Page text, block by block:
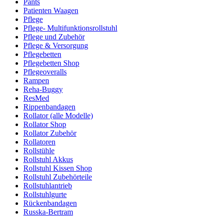
Pants
Patienten Waagen
Pflege
Pflege- Multifunktionsrollstuhl
Pflege und Zubehör
Pflege & Versorgung
Pflegebetten
Pflegebetten Shop
Pflegeoveralls
Rampen
Reha-Buggy
ResMed
Rippenbandagen
Rollator (alle Modelle)
Rollator Shop
Rollator Zubehör
Rollatoren
Rollstühle
Rollstuhl Akkus
Rollstuhl Kissen Shop
Rollstuhl Zubehörteile
Rollstuhlantrieb
Rollstuhlgurte
Rückenbandagen
Russka-Bertram